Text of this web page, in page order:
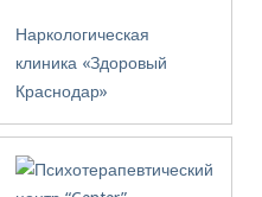
Наркологическая
клиника «Здоровый
Краснодар»